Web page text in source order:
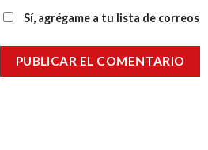
Sí, agrégame a tu lista de correos